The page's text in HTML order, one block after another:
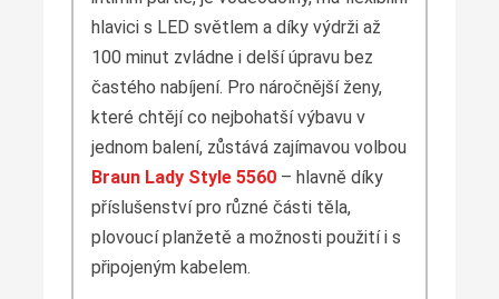
hlavici s LED světlem a díky výdrži až
100 minut zvládne i delší úpravu bez
častého nabíjení. Pro náročnější ženy,
které chtějí co nejbohatší výbavu v
jednom balení, zůstává zajímavou volbou
Braun Lady Style 5560 – hlavně díky
příslušenství pro různé části těla,
plovoucí planžetě a možnosti použití i s
připojeným kabelem.